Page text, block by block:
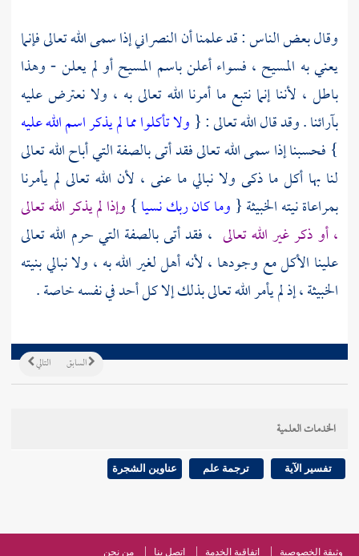
وقال بعض الناس : قد علمنا أن النصراني إذا سمى الله تعالى فإنما
يعني به المسيح ، فسواء أعلن باسم المسيحأو لم يعلن - وهذا
باطل ، لأننا إنما نتبع ما أمرنا الله تعالى به ، ولا نعترض عليه
بآرائنا . وقد قال الله تعالى : { ولا تأكلوا مما لم يذكر اسم الله عليه
} فحسبنا إذا سمى الله تعالى فقد أتى بالصفة التي أباح الله تعالى
لنا بها أكل ما ذكى ولا نبالي ما عنى ، لأن الله تعالى لم يأمرنا
بمراعاة نيته الخبيثة { وما كان ربك نسيا} وإذا لم يذكر الله تعالى
، أو ذكر غير الله تعالى ، فقد أتى بالصفة التي حرم الله تعالى
علينا الأكل مع وجودها ، لأنه أهل لغير الله به ، ولا نبالي بنيته
الخبيثة ، إذ لم يأمر الله تعالى بذلك إلا كل أحد في نفسه خاصة .
التالي السابق
الخدمات العلمية
تفسير الآية ترجمة علم عناوين الشجرة
وثيقة الخصوصية اتفاقية الخدمة اتصل بنا من نحن